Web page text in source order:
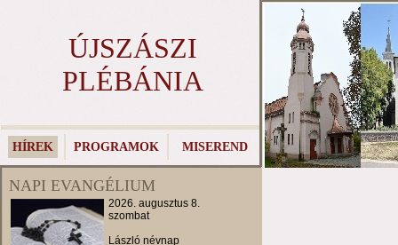
ÚJSZÁSZI
PLÉBÁNIA
HÍREK PROGRAMOK MISEREND
NAPI EVANGÉLIUM
2026. augusztus 8.
szombat
László névnap